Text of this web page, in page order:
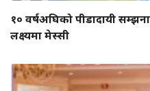
१० वर्षअघिको पीडादायी
लक्ष्यमा मेस्सी